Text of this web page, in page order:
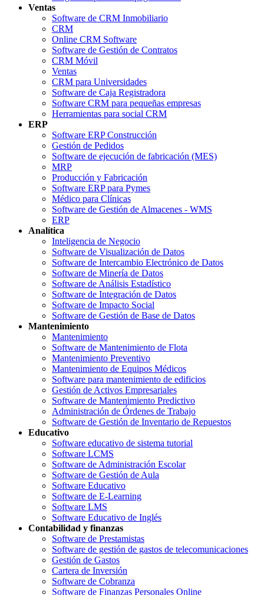
Ventas
Software de CRM Inmobiliario
CRM
Online CRM Software
Software de Gestión de Contratos
CRM Móvil
Ventas
CRM para Universidades
Software de Caja Registradora
Software CRM para pequeñas empresas
Herramientas para social CRM
ERP
Software ERP Construcción
Gestión de Pedidos
Software de ejecución de fabricación (MES)
MRP
Producción y Fabricación
Software ERP para Pymes
Médico para Clínicas
Software de Gestión de Almacenes - WMS
ERP
Analítica
Inteligencia de Negocio
Software de Visualización de Datos
Software de Intercambio Electrónico de Datos
Software de Minería de Datos
Software de Análisis Estadístico
Software de Integración de Datos
Software de Impacto Social
Software de Gestión de Base de Datos
Mantenimiento
Mantenimiento
Software de Mantenimiento de Flota
Mantenimiento Preventivo
Mantenimiento de Equipos Médicos
Software para mantenimiento de edificios
Gestión de Activos Empresariales
Software de Mantenimiento Predictivo
Administración de Órdenes de Trabajo
Software de Gestión de Inventario de Repuestos
Educativo
Software educativo de sistema tutorial
Software LCMS
Software de Administración Escolar
Software de Gestión de Aula
Software Educativo
Software de E-Learning
Software LMS
Software Educativo de Inglés
Contabilidad y finanzas
Software de Prestamistas
Software de gestión de gastos de telecomunicaciones
Gestión de Gastos
Cartera de Inversión
Software de Cobranza
Software de Finanzas Personales Online